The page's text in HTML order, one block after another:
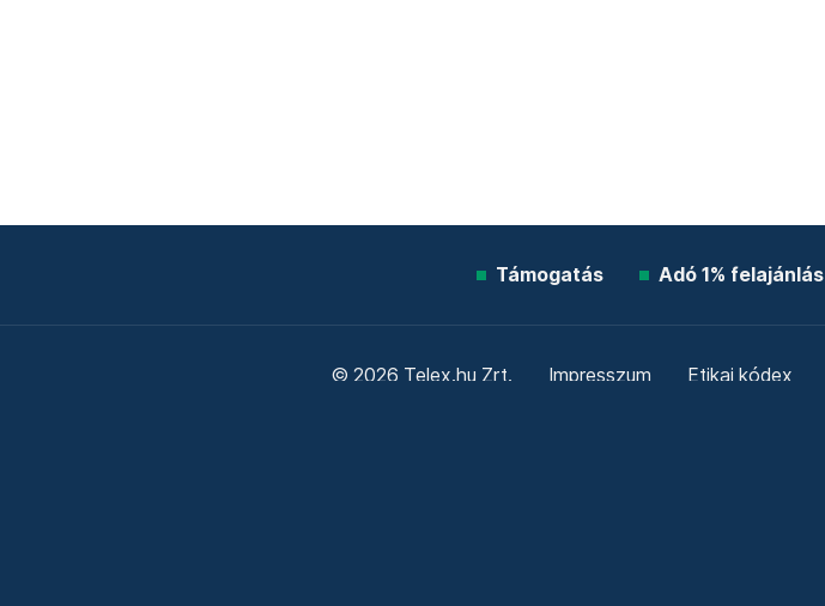
Támogatás Adó 1% felajánlás
© 2026 Telex.hu Zrt. Impresszum Etikai kódex